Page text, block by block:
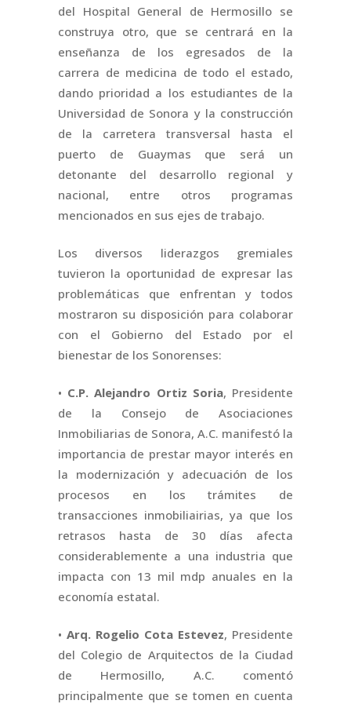
del Hospital General de Hermosillo se
construya otro, que se centrará en la
enseñanza de los egresados de la
carrera de medicina de todo el estado,
dando prioridad a los estudiantes de la
Universidad de Sonora y la construcción
de la carretera transversal hasta el
puerto de Guaymas que será un
detonante del desarrollo regional y
nacional, entre otros programas
mencionados en sus ejes de trabajo.
Los diversos liderazgos gremiales
tuvieron la oportunidad de expresar las
problemáticas que enfrentan y todos
mostraron su disposición para colaborar
con el Gobierno del Estado por el
bienestar de los Sonorenses:
• C.P. Alejandro Ortiz Soria, Presidente
de la Consejo de Asociaciones
Inmobiliarias de Sonora, A.C. manifestó la
importancia de prestar mayor interés en
la modernización y adecuación de los
procesos en los trámites de
transacciones inmobiliairias, ya que los
retrasos hasta de 30 días afecta
considerablemente a una industria que
impacta con 13 mil mdp anuales en la
economía estatal.
• Arq. Rogelio Cota Estevez, Presidente
del Colegio de Arquitectos de la Ciudad
de Hermosillo, A.C. comentó
principalmente que se tomen en cuenta